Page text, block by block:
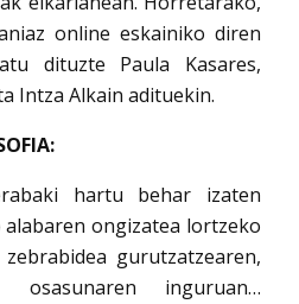
online eskainiko diren
dituzte Paula Kasares,
Intza Alkain adituekin.
:
hartu behar izaten
ongizatea lortzeko
gurutzatzearen,
osasunaren inguruan…